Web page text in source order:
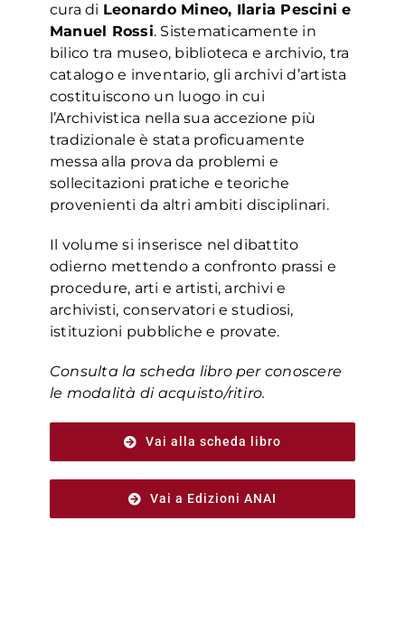
cura di Leonardo Mineo, Ilaria Pescini e
Manuel Rossi. Sistematicamente in
bilico tra museo, biblioteca e archivio, tra
catalogo e inventario, gli archivi d’artista
costituiscono un luogo in cui
l’Archivistica nella sua accezione più
tradizionale è stata proficuamente
messa alla prova da problemi e
sollecitazioni pratiche e teoriche
provenienti da altri ambiti disciplinari.
Il volume si inserisce nel dibattito
odierno mettendo a confronto prassi e
procedure, arti e artisti, archivi e
archivisti, conservatori e studiosi,
istituzioni pubbliche e provate.
Consulta la scheda libro per conoscere
le modalità di acquisto/ritiro.
Vai alla scheda libro
Vai a Edizioni ANAI